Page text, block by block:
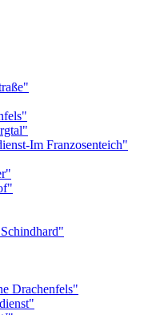
Im Franzosenteich"
Drachenfels"